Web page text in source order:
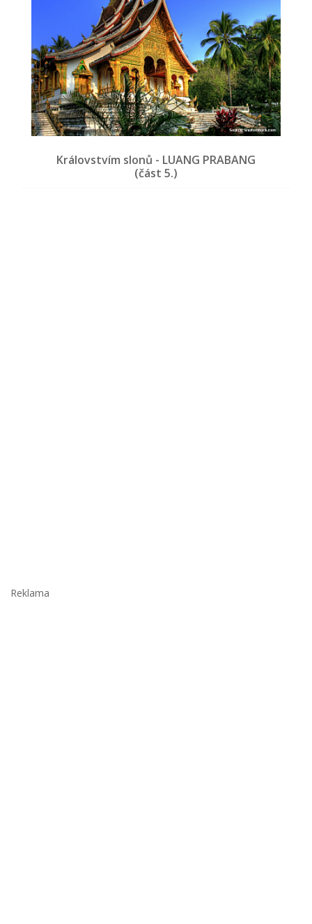
Královstvím slonů - LUANG PRABANG
(část 5.)
Reklama